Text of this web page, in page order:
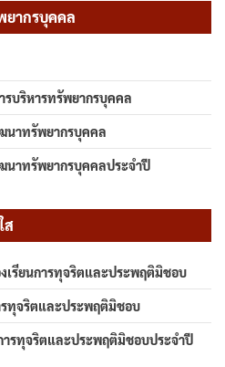
ยากรบุคคล
รบริหารทรัพยากรบุคคล
นาทรัพยากรบุคคล
นาทรัพยากรบุคคลประจำปี
ส
เรียนการทุจริตและประพฤติมิชอบ
รทุจริตและประพฤติมิชอบ
ารทุจริตและประพฤติมิชอบประจำปี